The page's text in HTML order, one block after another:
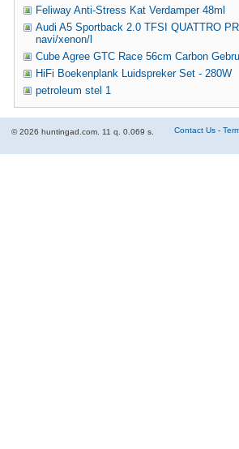
Feliway Anti-Stress Kat Verdamper 48ml
Audi A5 Sportback 2.0 TFSI QUATTRO
navi/xenon/l
Cube Agree GTC Race 56cm Carbon
HiFi Boekenplank Luidspreker Set - 280W
petroleum stel 1
© 2026 huntingad.com. 11 q. 0.069 s. Contact Us -